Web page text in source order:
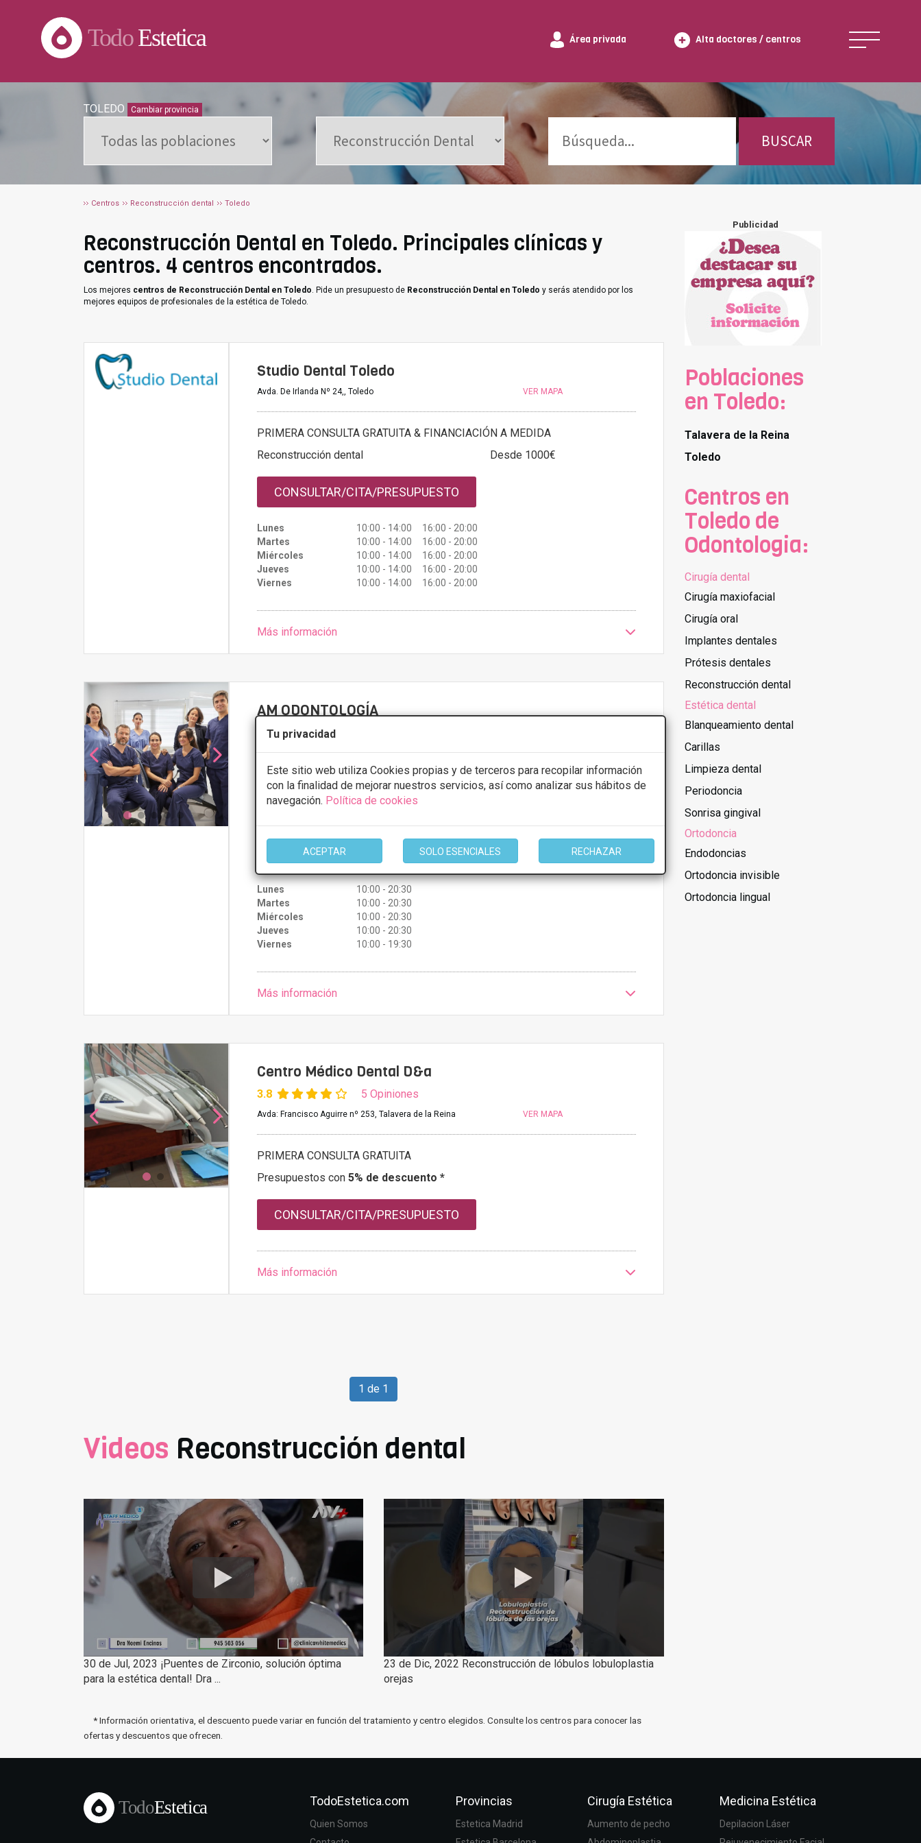
Tu privacidad
Este sitio web utiliza Cookies propias y de terceros para recopilar información
con la finalidad de mejorar nuestros servicios, así como analizar sus hábitos de
navegación. Política de cookies
ACEPTAR SOLO ESENCIALES RECHAZAR
TodoEstetica Área privada Alta doctores / centros
TOLEDO Cambiar provincia
BUSCAR
Centros Reconstrucción dental Toledo
Reconstrucción Dental en Toledo. Principales clínicas y
centros. 4 centros encontrados.
Los mejores centros de Reconstrucción Dental en Toledo. Pide un presupuesto de Reconstrucción Dental en Toledo y serás atendido por los
mejores equipos de profesionales de la estética de Toledo.
Studio Dental Toledo
Avda. De Irlanda Nº 24,, Toledo VER MAPA
PRIMERA CONSULTA GRATUITA & FINANCIACIÓN A MEDIDA
Reconstrucción dental
Desde 1000€
CONSULTAR/CITA/PRESUPUESTO
Lunes
10:00 - 14:00 16:00 - 20:00
Martes
10:00 - 14:00 16:00 - 20:00
Miércoles
10:00 - 14:00 16:00 - 20:00
Jueves
10:00 - 14:00 16:00 - 20:00
Viernes
10:00 - 14:00 16:00 - 20:00
Más información
AM ODONTOLOGÍA
Carr. de la Peraleda, 3 , 45005 ? Toledo, Toledo VER MAPA
PRIMERA CONSULTA GRATUITA
CONSULTAR/CITA/PRESUPUESTO
Lunes
10:00 - 20:30
Martes
10:00 - 20:30
Miércoles
10:00 - 20:30
Jueves
10:00 - 20:30
Viernes
10:00 - 19:30
Más información
Centro Médico Dental D&a
3.8 5 Opiniones
Avda: Francisco Aguirre nº 253, Talavera de la Reina VER MAPA
PRIMERA CONSULTA GRATUITA
Presupuestos con 5% de descuento *
CONSULTAR/CITA/PRESUPUESTO
Más información
1 de 1
Videos Reconstrucción dental
30 de Jul, 2023 ¡Puentes de Zirconio, solución óptima
para la estética dental! Dra ...
23 de Dic, 2022 Reconstrucción de lóbulos lobuloplastia
orejas
* Información orientativa, el descuento puede variar en función del tratamiento y centro elegidos. Consulte los centros para conocer las
ofertas y descuentos que ofrecen.
Publicidad
Poblaciones
en Toledo:
Talavera de la Reina
Toledo
Centros en
Toledo de
Odontologia:
Cirugía dental
Cirugía maxiofacial
Cirugía oral
Implantes dentales
Prótesis dentales
Reconstrucción dental
Estética dental
Blanqueamiento dental
Carillas
Limpieza dental
Periodoncia
Sonrisa gingival
Ortodoncia
Endodoncias
Ortodoncia invisible
Ortodoncia lingual
TodoEstetica TodoEstetica.com
Quien Somos
Provincias
Estetica Madrid
Cirugía Estética
Aumento de pecho
Medicina Estética
Depilacion Láser